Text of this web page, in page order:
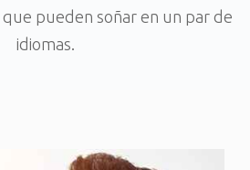
pueden soñar en un par de
idiomas.